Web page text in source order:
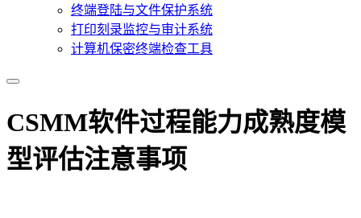
终端登陆与文件保护系统
打印刻录监控与审计系统
计算机保密终端检查工具
CSMM软件过程能力成熟度模
型评估注意事项